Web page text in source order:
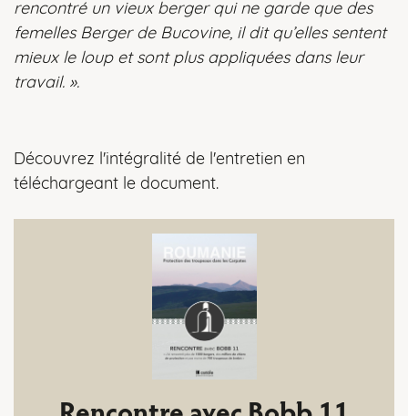
rencontré un vieux berger qui ne garde que des
femelles Berger de Bucovine, il dit qu’elles sentent
mieux le loup et sont plus appliquées dans leur
travail. ».
Découvrez l'intégralité de l'entretien en
téléchargeant le document.